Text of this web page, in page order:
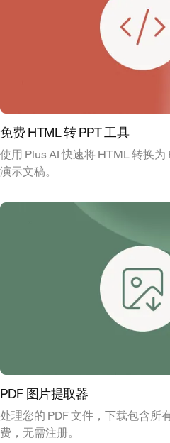
免费 HTML 转 PPT 工具
使用 Plus AI 快速将 HTML 转换
演示文稿。
PDF 图片提取器
处理您的 PDF 文件，下载包含所
费，无需注册。